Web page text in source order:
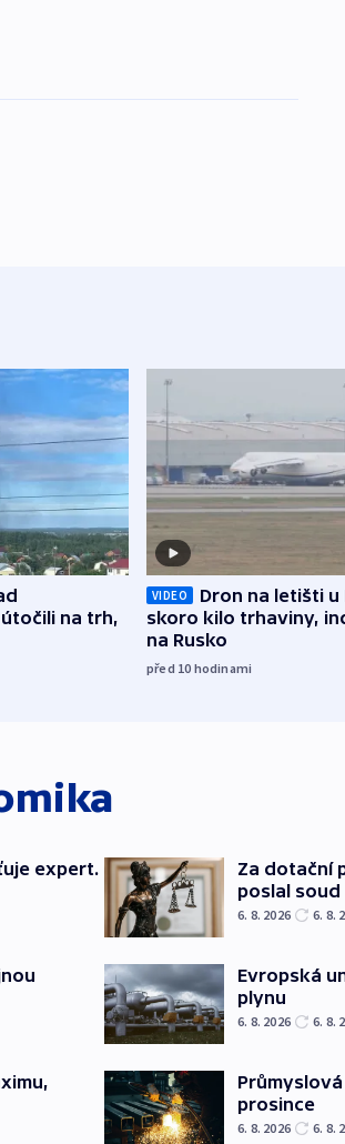
na trh,
VIDEO
Dron na letišti u
skoro kilo trhaviny,
na Rusko
před 10 hodinami
expert.
Za dotační
poslal
6. 8. 2026 6. 8.
Evropská
plynu
6. 8. 2026 6. 8.
prosince
6. 8. 2026 6. 8.